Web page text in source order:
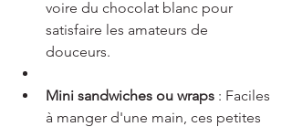
voire du chocolat blanc pour
satisfaire les amateurs de
douceurs.
Mini sandwiches ou wraps : Faciles
à manger d'une main, ces petites